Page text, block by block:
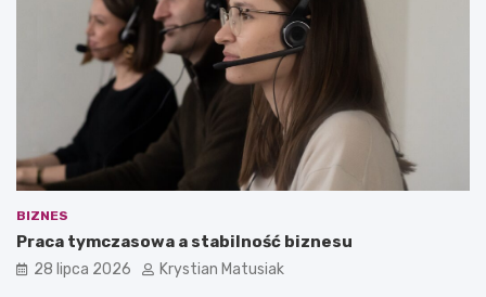
BIZNES
Praca tymczasowa a stabilność biznesu
28 lipca 2026 Krystian Matusiak